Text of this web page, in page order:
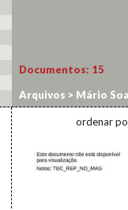
Documentos: 15
Arquivos > Mário
ordenar